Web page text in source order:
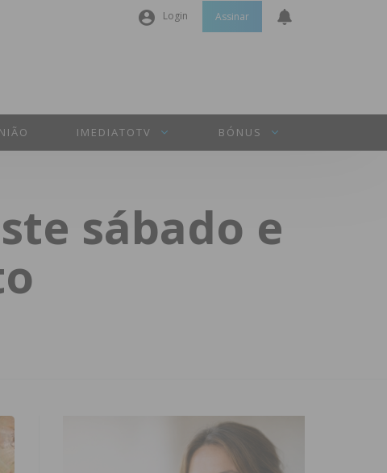
Login
Senha
INICIAR SESSÃO
Assinar
IMEDIATOTV BÓNUS
sábado e